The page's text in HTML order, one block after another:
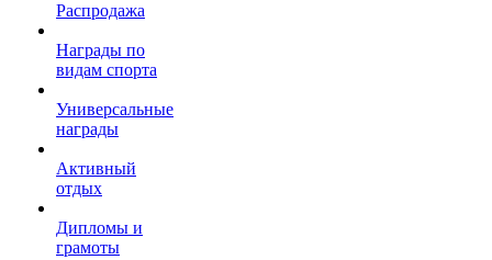
Распродажа
Награды по
видам спорта
Универсальные
награды
Активный
отдых
Дипломы и
грамоты